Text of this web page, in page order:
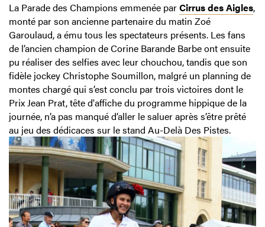
La Parade des Champions emmenée parCirrus des Aigles,
monté par son ancienne partenaire du matin Zoé
Garoulaud, a ému tous les spectateurs présents. Les fans
de l’ancien champion de Corine Barande Barbe ont ensuite
pu réaliser des selfies avec leur chouchou, tandis que son
fidèle jockey Christophe Soumillon, malgré un planning de
montes chargé qui s’est conclu par trois victoires dont le
Prix Jean Prat, tête d'affiche du programme hippique de la
journée, n’a pas manqué d’aller le saluer après s’être prêté
au jeu des dédicaces sur le stand Au-Delà Des Pistes.